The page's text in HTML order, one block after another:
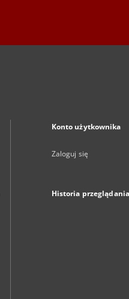
Konto użytkownika
Zaloguj się
Historia przeglądania